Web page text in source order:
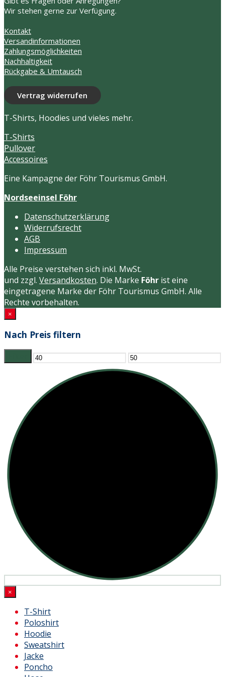
Die
Optionen
der
Produktseite
werden
Wir stehen gerne zur Verfügung.
Kontakt
Versandinformationen
Zahlungsmöglichkeiten
Nachhaltigkeit
Rückgabe & Umtausch
Vertrag widerrufen
T-Shirts, Hoodies und vieles mehr.
T-Shirts
Pullover
Accessoires
Eine Kampagne der Föhr Tourismus GmbH.
Nordseeinsel Föhr
Datenschutzerklärung
Widerrufsrecht
AGB
Impressum
Alle Preise verstehen sich inkl. MwSt.
und zzgl. Versandkosten. Die Marke Föhr ist eine
eingetragene Marke der Föhr Tourismus GmbH. Alle
Rechte vorbehalten.
×
Nach Preis filtern
Min.
Max.
Preis
×
T-Shirt
Poloshirt
Hoodie
Sweatshirt
Jacke
Poncho